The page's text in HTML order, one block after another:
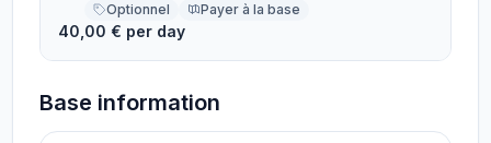
Optionnel Payer à la base
40,00 € per day
Base information